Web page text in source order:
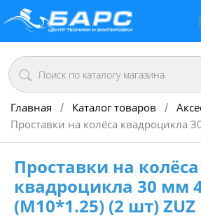
Главная / Каталог товаров /
Проставки на колёса квадроцикла
Проставки на колёса
квадроцикла 30 мм
(M10*1.25) (2 шт) ZUZ